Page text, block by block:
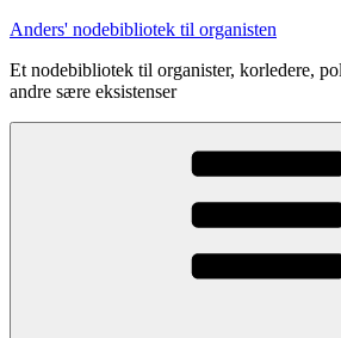
Videre
indhold
Anders' nodebibliotek til organisten
Et nodebibliotek til organister, korledere,
andre sære eksistenser